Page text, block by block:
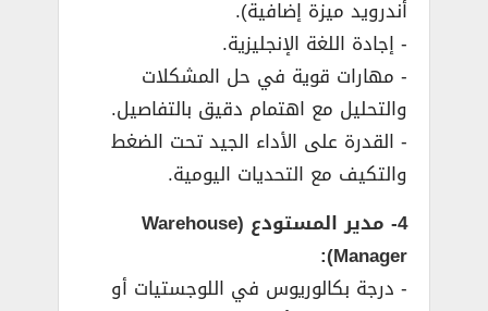
أندرويد ميزة إضافية).
­- إجادة اللغة الإنجليزية.
­- مهارات قوية في حل المشكلات
والتحليل مع اهتمام دقيق بالتفاصيل.
­- القدرة على الأداء الجيد تحت الضغط
والتكيف مع التحديات اليومية.
4- مدير المستودع (Warehouse
Manager):
­- درجة بكالوريوس في اللوجستيات أو